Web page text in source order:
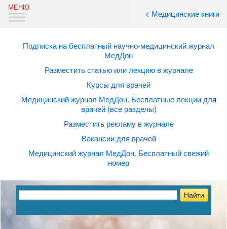
< Медицинские книги
Подписка на бесплатный научно-медицинский журнал
МедДон
Разместить статью или лекцию в журнале
Курсы для врачей
Медицинский журнал МедДон. Бесплатные лекции для
врачей (все разделы)
Разместить рекламу в журнале
Вакансии для врачей
Медицинский журнал МедДон. Бесплатный свежий
номер